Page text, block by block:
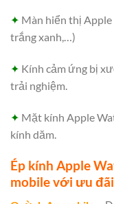
✦ Màn hiển thị Apple
trắng xanh,…)
✦ Kính cảm ứng bị
trải nghiệm.
✦ Mặt kính Apple
kính dăm.
Ép kính Apple
mobile với ưu đãi